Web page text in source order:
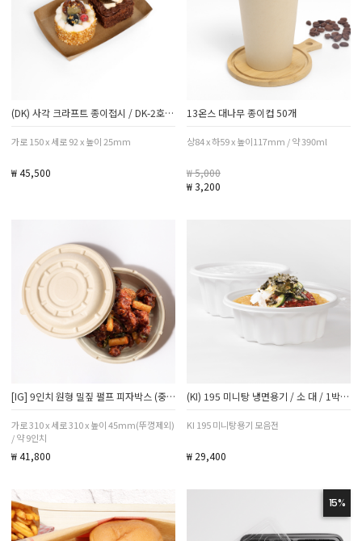
(DK) 사각 크라프트 종이접시 / DK-2호 / 1박스 1000개
가로 150 x 세로 92 x 높이 25mm
₩ 45,500
13온스 대나무 종이컵 50개
상84 x 하59 x 높이117mm / 약 390ml
₩ 5,000
₩ 3,200
[IG] 9인치 원형 밀짚 펄프 피자박스 (중) 펄프뚜껑 포함 소량 50세트
가로 310 x 세로 310 x 높이 45mm(뚜껑제외)
/ 약 9인치
₩ 41,800
(KI) 195 미니탕 냉면용기 / 소 대 / 1박스 100세트
KI 195 미니탕용기 모음전
₩ 29,400
15%